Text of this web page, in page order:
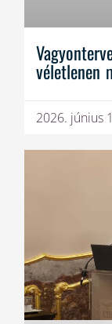
véletlenen
2026. június